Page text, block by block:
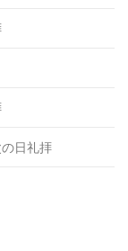
日礼拝